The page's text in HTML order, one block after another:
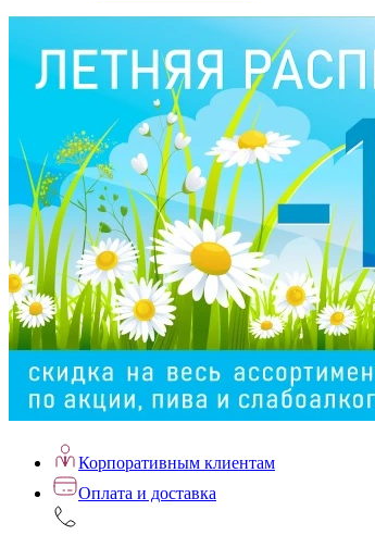
Корпоративным клиентам
Оплата и доставка